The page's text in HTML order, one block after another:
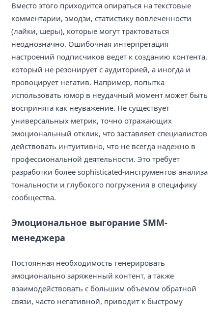
Вместо этого приходится опираться на текстовые
комментарии, эмодзи, статистику вовлеченности
(лайки, шеры), которые могут трактоваться
неоднозначно. Ошибочная интерпретация
настроений подписчиков ведет к созданию контента,
который не резонирует с аудиторией, а иногда и
провоцирует негатив. Например, попытка
использовать юмор в неудачный момент может быть
воспринята как неуважение. Не существует
универсальных метрик, точно отражающих
эмоциональный отклик, что заставляет специалистов
действовать интуитивно, что не всегда надежно в
профессиональной деятельности. Это требует
разработки более sophisticated-инструментов анализа
тональности и глубокого погружения в специфику
сообщества.
Эмоциональное выгорание SMM-
менеджера
Постоянная необходимость генерировать
эмоционально заряженный контент, а также
взаимодействовать с большим объемом обратной
связи, часто негативной, приводит к быстрому